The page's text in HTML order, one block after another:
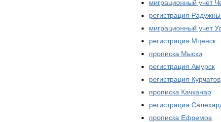
миграционный учет
регистрация
миграционный учет
регистрация Мценск
прописка Мыски
регистрация Амурск
регистрация Курчатов
прописка Качканар
регистрация
прописка Ефремов